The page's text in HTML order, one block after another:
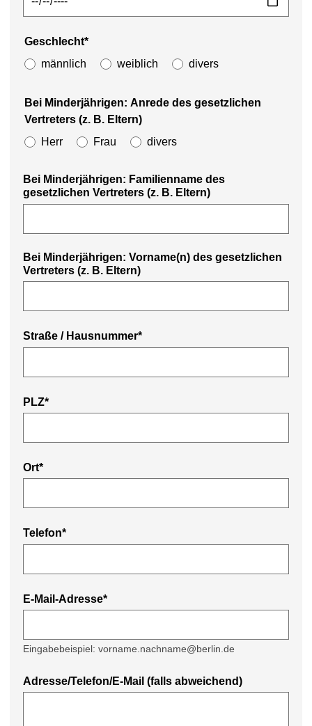
Geschlecht*
männlich
weiblich divers
Bei Minderjährigen: Anrede des gesetzlichen
Vertreters (z. B. Eltern)
Herr
Frau divers
Bei Minderjährigen: Familienname des
gesetzlichen Vertreters (z. B. Eltern)
Bei Minderjährigen: Vorname(n) des gesetzlichen
Vertreters (z. B. Eltern)
Straße / Hausnummer*
PLZ*
Ort*
Telefon*
E-Mail-Adresse*
Eingabebeispiel: vorname.nachname@berlin.de
Adresse/Telefon/E-Mail (falls abweichend)